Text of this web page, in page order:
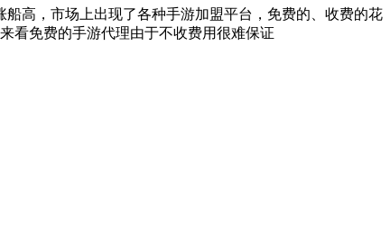
高，市场上出现了各种手游加盟平台，免费的、收费的花
看免费的手游代理由于不收费用很难保证